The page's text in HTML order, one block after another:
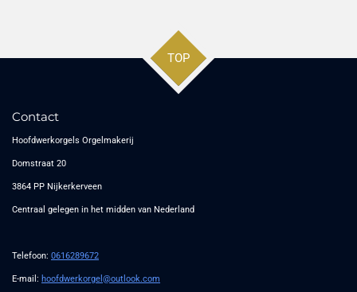
TOP
Contact
Hoofdwerkorgels Orgelmakerij
Domstraat 20
3864 PP Nijkerkerveen
Centraal gelegen in het midden van Nederland
Telefoon: 0616289672
E-mail: hoofdwerkorgel@outlook.com